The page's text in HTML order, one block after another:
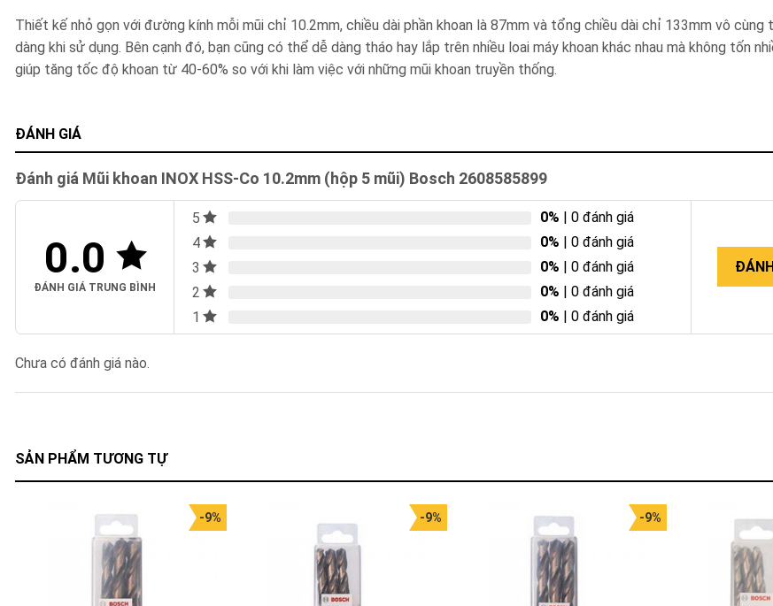
Thiết kế nhỏ gọn với đường kính mỗi mũi chỉ 10.2mm, chiều dài phần khoan là 87mm và tổng chiều dài chỉ 133mm vô cùng
dàng khi sử dụng. Bên cạnh đó, bạn cũng có thể dễ dàng tháo hay lắp trên nhiều loai máy khoan khác nhau mà không tốn
giúp tăng tốc độ khoan từ 40-60% so với khi làm việc với những mũi khoan truyền thống.
ĐÁNH GIÁ
Đánh giá Mũi khoan INOX HSS-Co 10.2mm (hộp 5 mũi) Bosch 2608585899
0.0
ĐÁNH GIÁ TRUNG BÌNH
5 0% | 0 đánh giá
4
0% | 0 đánh giá
3
0% | 0 đánh giá
2
0% | 0 đánh giá
1
0% | 0 đánh giá
Chưa có đánh giá nào.
SẢN PHẨM TƯƠNG TỰ
-9% -9% -9%